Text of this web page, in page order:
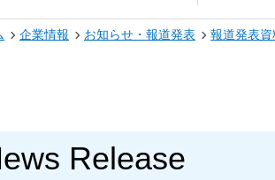
企業情報 お知らせ・報道発表 報道発表資
Release